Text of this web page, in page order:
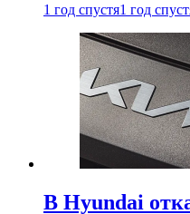
1 год спустя1 год
В Hyundai